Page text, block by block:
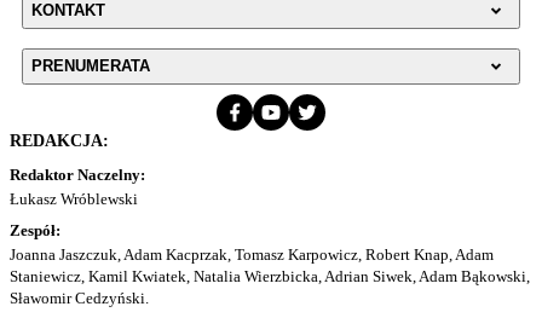
KONTAKT
PRENUMERATA
REDAKCJA:
Redaktor Naczelny:
Łukasz Wróblewski
Zespół:
Joanna Jaszczuk, Adam Kacprzak, Tomasz Karpowicz, Robert Knap, Adam
Staniewicz, Kamil Kwiatek, Natalia Wierzbicka, Adrian Siwek, Adam Bąkowski,
Sławomir Cedzyński.